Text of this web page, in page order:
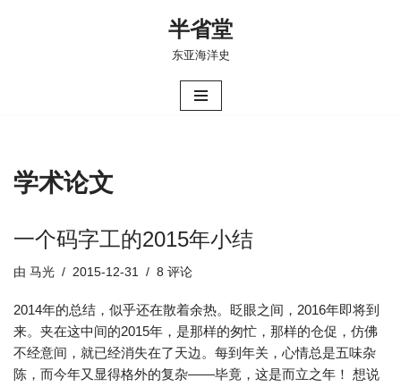
半省堂
东亚海洋史
学术论文
一个码字工的2015年小结
由 马光 2015-12-31 8 评论
2014年的总结，似乎还在散着余热。眨眼之间，2016年即将到
来。夹在这中间的2015年，是那样的匆忙，那样的仓促，仿佛
不经意间，就已经消失在了天边。每到年关，心情总是五味杂
陈，而今年又显得格外的复杂——毕竟，这是而立之年！ 想说